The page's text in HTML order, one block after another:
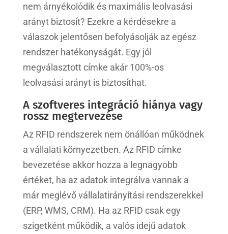
nem árnyékolódik és maximális leolvasási
arányt biztosít? Ezekre a kérdésekre a
válaszok jelentősen befolyásolják az egész
rendszer hatékonyságát. Egy jól
megválasztott címke akár 100%-os
leolvasási arányt is biztosíthat.
A szoftveres integráció hiánya vagy
rossz megtervezése
Az RFID rendszerek nem önállóan működnek
a vállalati környezetben. Az RFID címke
bevezetése akkor hozza a legnagyobb
értéket, ha az adatok integrálva vannak a
már meglévő vállalatirányítási rendszerekkel
(ERP, WMS, CRM). Ha az RFID csak egy
szigetként működik, a valós idejű adatok